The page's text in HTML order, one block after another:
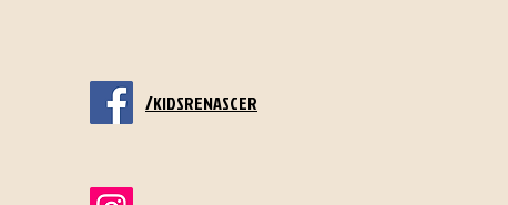
/KIDSRENASCER